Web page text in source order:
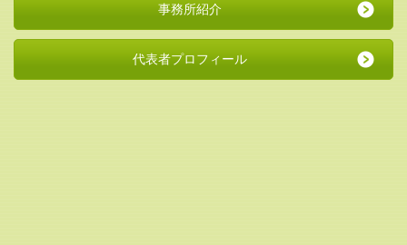
事務所紹介
代表者プロフィール